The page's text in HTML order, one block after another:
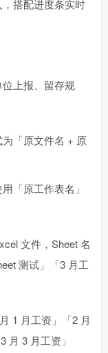
搭配进度条实时
上报、留存规
「原文件名 + 原
「原工作表名」
文件，Sheet 名
测试」「3 月工
1 月工资」「2 月
月 3 月工资」